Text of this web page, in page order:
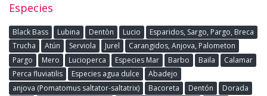
Especies
Black Bass Lubina Dentòn Lucio
Esparidos, Sargo, Pargo, Breca
Trucha
Atún Serviola Jurel
Carangidos, Anjova, Palometon
Pargo
Mero Lucioperca Especies Mar Barbo Baila
Calamar
Perca fluviatilis
Especies agua dulce
Abadejo
anjova (Pomatomus saltator-saltatrix)
Bacoreta Dentón
Dorada